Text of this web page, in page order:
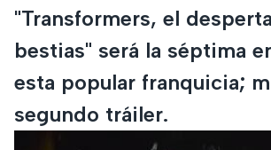
"Transformers, el
bestias" será la séptima
esta popular franquicia;
segundo tráiler.